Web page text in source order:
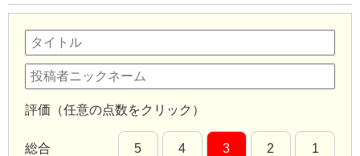
評価（任意の点数をクリック）
総合 5 4 3 2 1